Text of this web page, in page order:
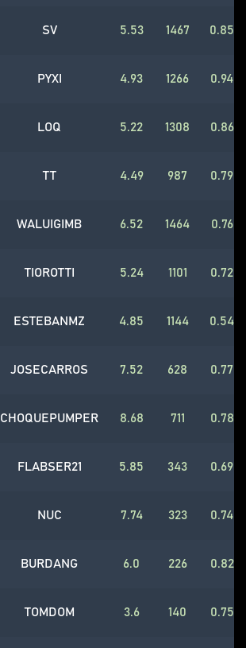
SV 5.53 1467 0.85
PYXI 4.93 1266 0.94
LOQ 5.22 1308 0.86
TT 4.49 987 0.79
WALUIGIMB 6.52 1464 0.76
TIOROTTI 5.24 1101 0.72
ESTEBANMZ 4.85 1144 0.54
JOSECARROS 7.52 628 0.77
CHOQUEPUMPER 8.68 711 0.78
FLABSER21 5.85 343 0.69
NUC 7.74 323 0.74
BURDANG 6.0 226 0.82
TOMDOM 3.6 140 0.75